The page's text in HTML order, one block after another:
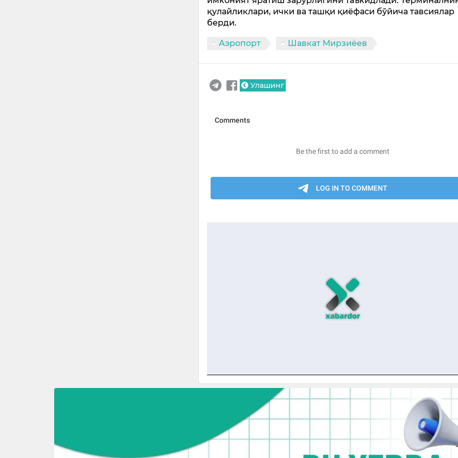
қулайликлари, ички ва ташқи қиёфаси бўйича тавсиялар
берди.
Аэропорт Шавкат Мирзиёев
Улашинг